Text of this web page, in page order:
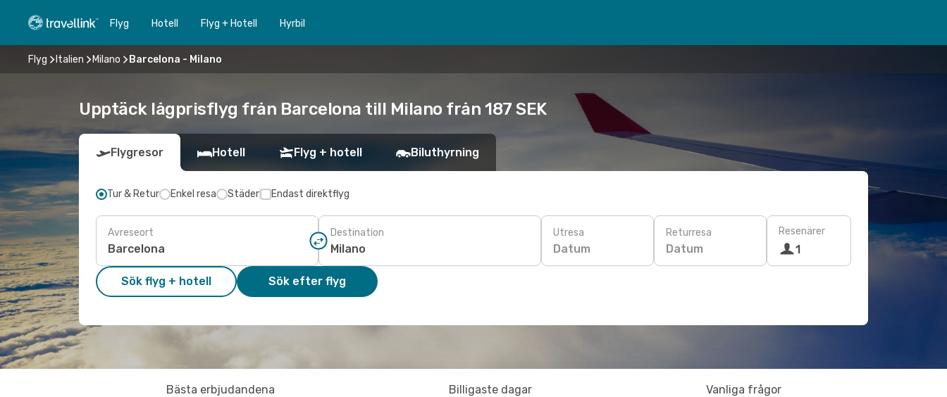
Flyg Hotell Flyg + Hotell Hyrbil
Flyg Italien Milano Barcelona - Milano
Upptäck lågprisflyg från Barcelona till Milano från 187 SEK
Flygresor Hotell Flyg + hotell Biluthyrning
Tur & Retur Enkel resa Städer Endast direktflyg
Avreseort Destination Utresa
Datum
Returresa
Datum
Resenärer
1
Sök flyg + hotell Sök efter flyg
Bästa erbjudandena Billigaste dagar Vanliga frågor